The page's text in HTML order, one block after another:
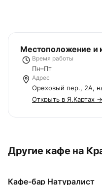
Местоположение и
Время работы
Пн–Пт
Адрес
Ореховый пер., 2А,
Открыть в Я.Картах →
Другие кафе на
Кафе-бар Натуралист